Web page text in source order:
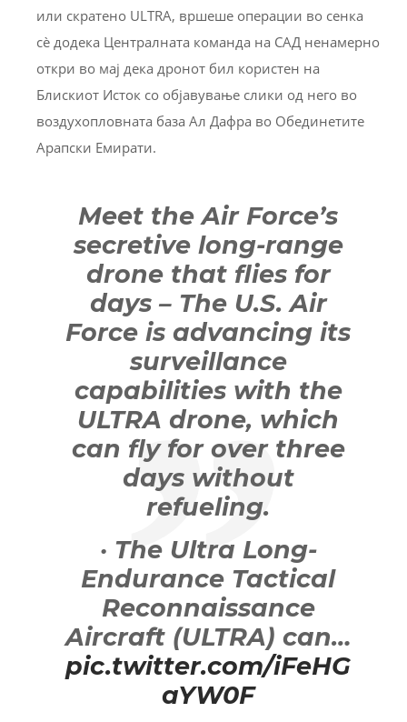
или скратено ULTRA, вршеше операции во сенка
сè додека Централната команда на САД ненамерно
откри во мај дека дронот бил користен на
Блискиот Исток со објавување слики од него во
воздухопловната база Ал Дафра во Обединетите
Арапски Емирати.
Meet the Air Force’s
secretive long-range
drone that flies for
days – The U.S. Air
Force is advancing its
surveillance
capabilities with the
ULTRA drone, which
can fly for over three
days without
refueling.
· The Ultra Long-
Endurance Tactical
Reconnaissance
Aircraft (ULTRA) can…
pic.twitter.com/iFeHG
aYW0F